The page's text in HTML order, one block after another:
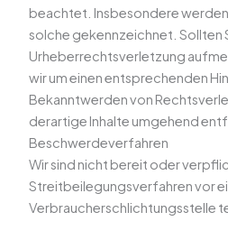
beachtet. Insbesondere werden
solche gekennzeichnet. Sollten
Urheberrechtsverletzung
wir um einen entsprechenden
Bekanntwerden von
derartige Inhalte umgehend
Beschwerdeverfahren
Wir sind nicht bereit oder
Streitbeilegungsverfahren vor
Verbraucherschlichtungsstelle